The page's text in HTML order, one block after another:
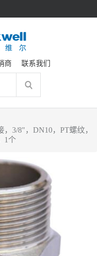
商 联系我们
3/8"，DN10，PT螺纹，
1个